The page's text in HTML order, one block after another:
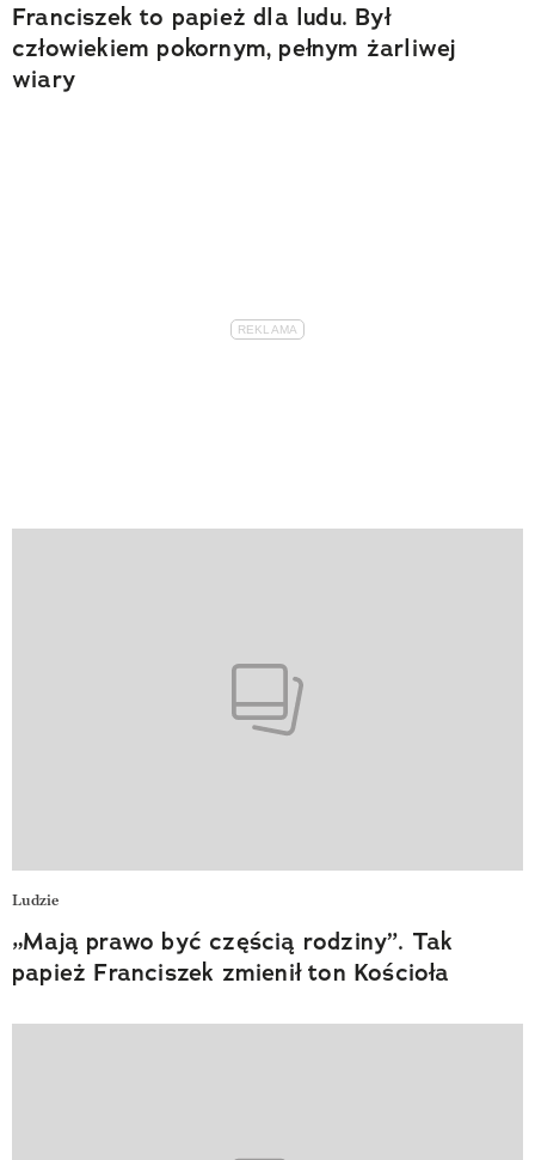
Franciszek to papież dla ludu. Był
człowiekiem pokornym, pełnym żarliwej
wiary
Ludzie
„Mają prawo być częścią rodziny”. Tak
papież Franciszek zmienił ton Kościoła